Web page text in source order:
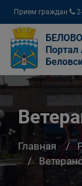
Прием граждан
04
БЕЛОВО
Портал
Главная